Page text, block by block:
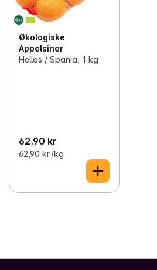
Økologiske
Appelsiner
Hellas / Spania, 1 kg
62,90 kr
62,90 kr /kg